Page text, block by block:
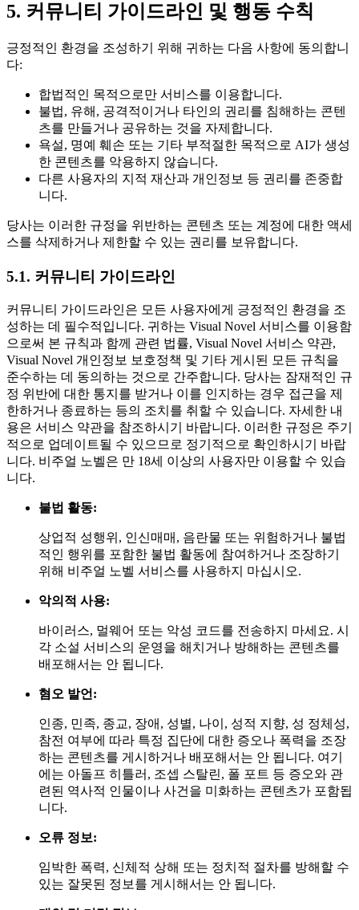
5. 커뮤니티 가이드라인 및 행동 수칙
긍정적인 환경을 조성하기 위해 귀하는 다음 사항에 동의합니
다:
합법적인 목적으로만 서비스를 이용합니다.
불법, 유해, 공격적이거나 타인의 권리를 침해하는 콘텐
츠를 만들거나 공유하는 것을 자제합니다.
욕설, 명예 훼손 또는 기타 부적절한 목적으로 AI가 생성
한 콘텐츠를 악용하지 않습니다.
다른 사용자의 지적 재산과 개인정보 등 권리를 존중합
니다.
당사는 이러한 규정을 위반하는 콘텐츠 또는 계정에 대한 액세
스를 삭제하거나 제한할 수 있는 권리를 보유합니다.
5.1. 커뮤니티 가이드라인
커뮤니티 가이드라인은 모든 사용자에게 긍정적인 환경을 조
성하는 데 필수적입니다. 귀하는 Visual Novel 서비스를 이용함
으로써 본 규칙과 함께 관련 법률, Visual Novel 서비스 약관,
Visual Novel 개인정보 보호정책 및 기타 게시된 모든 규칙을
준수하는 데 동의하는 것으로 간주합니다. 당사는 잠재적인 규
정 위반에 대한 통지를 받거나 이를 인지하는 경우 접근을 제
한하거나 종료하는 등의 조치를 취할 수 있습니다. 자세한 내
용은 서비스 약관을 참조하시기 바랍니다. 이러한 규정은 주기
적으로 업데이트될 수 있으므로 정기적으로 확인하시기 바랍
니다. 비주얼 노벨은 만 18세 이상의 사용자만 이용할 수 있습
니다.
불법 활동:
상업적 성행위, 인신매매, 음란물 또는 위험하거나 불법
적인 행위를 포함한 불법 활동에 참여하거나 조장하기
위해 비주얼 노벨 서비스를 사용하지 마십시오.
악의적 사용:
바이러스, 멀웨어 또는 악성 코드를 전송하지 마세요. 시
각 소설 서비스의 운영을 해치거나 방해하는 콘텐츠를
배포해서는 안 됩니다.
혐오 발언:
인종, 민족, 종교, 장애, 성별, 나이, 성적 지향, 성 정체성,
참전 여부에 따라 특정 집단에 대한 증오나 폭력을 조장
하는 콘텐츠를 게시하거나 배포해서는 안 됩니다. 여기
에는 아돌프 히틀러, 조셉 스탈린, 폴 포트 등 증오와 관
련된 역사적 인물이나 사건을 미화하는 콘텐츠가 포함됩
니다.
오류 정보:
임박한 폭력, 신체적 상해 또는 정치적 절차를 방해할 수
있는 잘못된 정보를 게시해서는 안 됩니다.